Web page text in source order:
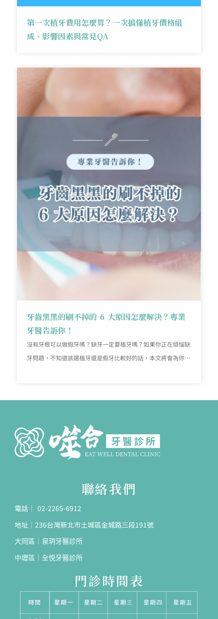
第一次植牙費用怎麼算？一次搞懂植牙價格組
成、影響因素與常見QA
牙齒黑黑的刷不掉的 6 大原因怎麼解決？專業
牙醫告訴你！
沒有牙根可以做假牙嗎？缺牙一定要植牙嗎？如果你正在煩惱缺
牙問題，不知道該選植牙還是假牙比較好的話，本文將會為你一
聯絡我們
電話｜ 02-2265-6912
地址｜236台灣新北市土城區金城路三段191號
大同區｜泉玥牙醫診所
中壢區｜全悦牙醫診所
門診時間表